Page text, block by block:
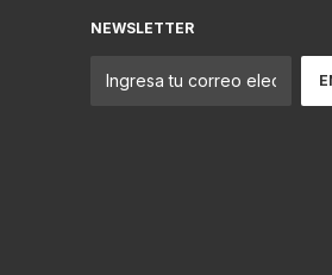
NEWSLETTER